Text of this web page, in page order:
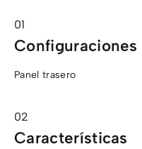
Configuraciones
Panel trasero
Características